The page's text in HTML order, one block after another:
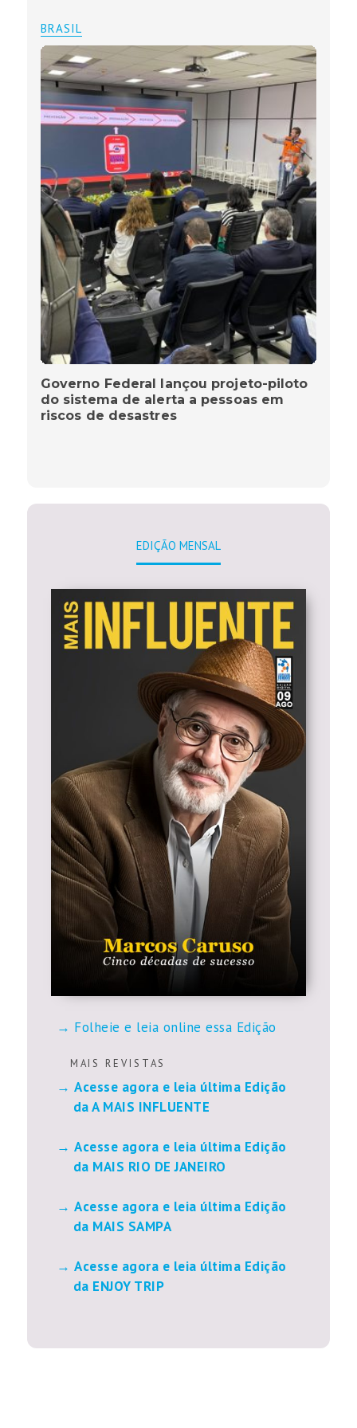
BRASIL
Governo Federal lançou projeto-piloto
do sistema de alerta a pessoas em
riscos de desastres
EDIÇÃO MENSAL
Folheie e leia online essa Edição
M A I S R E V I S T A S
Acesse agora e leia última Edição
da A MAIS INFLUENTE
Acesse agora e leia última Edição
da MAIS RIO DE JANEIRO
Acesse agora e leia última Edição
da MAIS SAMPA
Acesse agora e leia última Edição
da ENJOY TRIP